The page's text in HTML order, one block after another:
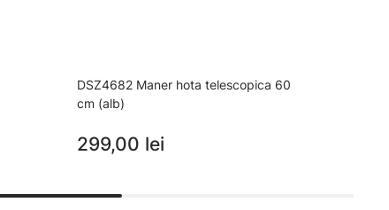
DSZ4682 Maner hota telescopica 60
cm (alb)
299,00 lei